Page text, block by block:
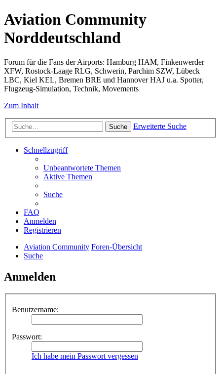
Aviation Community
Norddeutschland
Forum für die Fans der Airports: Hamburg HAM, Finkenwerder
XFW, Rostock-Laage RLG, Schwerin, Parchim SZW, Lübeck
LBC, Kiel KEL, Bremen BRE und Hannover HAJ u.a. Spotter,
Flugzeug-Simulation, Technik, Movements
Zum Inhalt
Suche Erweiterte Suche
Schnellzugriff
Unbeantwortete Themen
Aktive Themen
Suche
FAQ
Anmelden
Registrieren
Aviation Community Foren-Übersicht
Suche
Anmelden
Benutzername:
Passwort:
Ich habe mein Passwort vergessen